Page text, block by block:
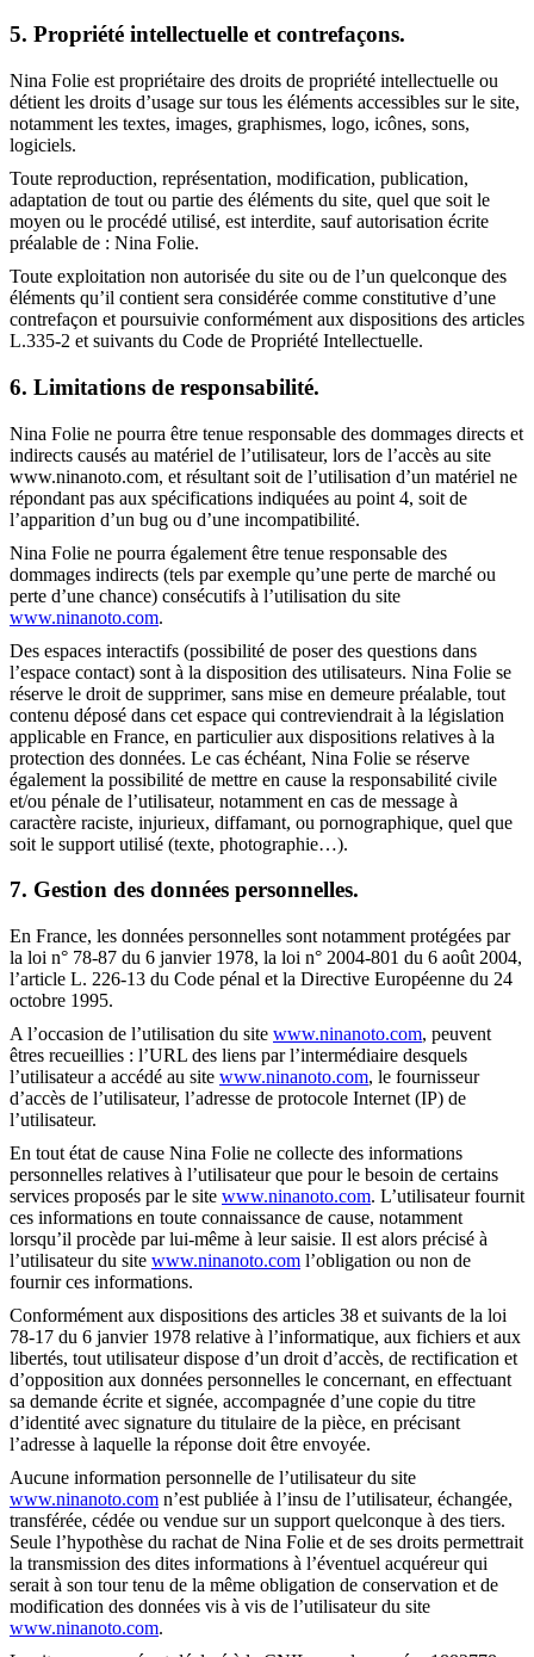
5. Propriété intellectuelle et contrefaçons.
Nina Folie est propriétaire des droits de propriété intellectuelle ou
détient les droits d’usage sur tous les éléments accessibles sur le site,
notamment les textes, images, graphismes, logo, icônes, sons,
logiciels.
Toute reproduction, représentation, modification, publication,
adaptation de tout ou partie des éléments du site, quel que soit le
moyen ou le procédé utilisé, est interdite, sauf autorisation écrite
préalable de : Nina Folie.
Toute exploitation non autorisée du site ou de l’un quelconque des
éléments qu’il contient sera considérée comme constitutive d’une
contrefaçon et poursuivie conformément aux dispositions des articles
L.335-2 et suivants du Code de Propriété Intellectuelle.
6. Limitations de responsabilité.
Nina Folie ne pourra être tenue responsable des dommages directs et
indirects causés au matériel de l’utilisateur, lors de l’accès au site
www.ninanoto.com, et résultant soit de l’utilisation d’un matériel ne
répondant pas aux spécifications indiquées au point 4, soit de
l’apparition d’un bug ou d’une incompatibilité.
Nina Folie ne pourra également être tenue responsable des
dommages indirects (tels par exemple qu’une perte de marché ou
perte d’une chance) consécutifs à l’utilisation du site
www.ninanoto.com.
Des espaces interactifs (possibilité de poser des questions dans
l’espace contact) sont à la disposition des utilisateurs. Nina Folie se
réserve le droit de supprimer, sans mise en demeure préalable, tout
contenu déposé dans cet espace qui contreviendrait à la législation
applicable en France, en particulier aux dispositions relatives à la
protection des données. Le cas échéant, Nina Folie se réserve
également la possibilité de mettre en cause la responsabilité civile
et/ou pénale de l’utilisateur, notamment en cas de message à
caractère raciste, injurieux, diffamant, ou pornographique, quel que
soit le support utilisé (texte, photographie…).
7. Gestion des données personnelles.
En France, les données personnelles sont notamment protégées par
la loi n° 78-87 du 6 janvier 1978, la loi n° 2004-801 du 6 août 2004,
l’article L. 226-13 du Code pénal et la Directive Européenne du 24
octobre 1995.
A l’occasion de l’utilisation du site www.ninanoto.com, peuvent
êtres recueillies : l’URL des liens par l’intermédiaire desquels
l’utilisateur a accédé au site www.ninanoto.com, le fournisseur
d’accès de l’utilisateur, l’adresse de protocole Internet (IP) de
l’utilisateur.
En tout état de cause Nina Folie ne collecte des informations
personnelles relatives à l’utilisateur que pour le besoin de certains
services proposés par le site www.ninanoto.com. L’utilisateur fournit
ces informations en toute connaissance de cause, notamment
lorsqu’il procède par lui-même à leur saisie. Il est alors précisé à
l’utilisateur du site www.ninanoto.com l’obligation ou non de
fournir ces informations.
Conformément aux dispositions des articles 38 et suivants de la loi
78-17 du 6 janvier 1978 relative à l’informatique, aux fichiers et aux
libertés, tout utilisateur dispose d’un droit d’accès, de rectification et
d’opposition aux données personnelles le concernant, en effectuant
sa demande écrite et signée, accompagnée d’une copie du titre
d’identité avec signature du titulaire de la pièce, en précisant
l’adresse à laquelle la réponse doit être envoyée.
Aucune information personnelle de l’utilisateur du site
www.ninanoto.com n’est publiée à l’insu de l’utilisateur, échangée,
transférée, cédée ou vendue sur un support quelconque à des tiers.
Seule l’hypothèse du rachat de Nina Folie et de ses droits permettrait
la transmission des dites informations à l’éventuel acquéreur qui
serait à son tour tenu de la même obligation de conservation et de
modification des données vis à vis de l’utilisateur du site
www.ninanoto.com.